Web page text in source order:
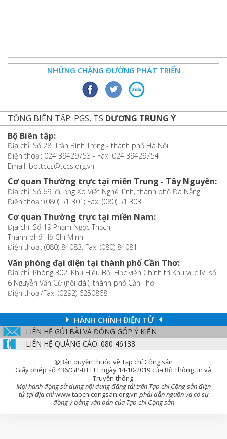
NHỮNG CHẶNG ĐƯỜNG PHÁT TRIỂN
TỔNG BIÊN TẬP: PGS, TS DƯƠNG TRUNG Ý
Bộ Biên tập:
Địa chỉ: Số 28, Trần Bình Trọng - thành phố Hà Nội
Điện thoại: 024 39429753 - Fax: 024 39429754
Email: bbttccs@tccs.org.vn
Cơ quan Thường trực tại miền Trung - Tây Nguyên:
Địa chỉ: Số 69, đường Xô Viết Nghệ Tĩnh, thành phố Đà Nẵng
Điện thoại: (080) 51 301; Fax: (080) 51 303
Cơ quan Thường trực tại miền Nam:
Địa chỉ: Số 19 Phạm Ngọc Thạch,
Thành phố Hồ Chí Minh
Điện thoại: (080) 84083; Fax: (080) 84081
Văn phòng đại diện tại thành phố Cần Thơ:
Địa chỉ: Phòng 302, Khu Hiệu Bộ, Học viện Chính trị Khu vực IV, số
6 Nguyễn Văn Cừ (nối dài), thành phố Cần Thơ
Điện thoại/Fax: (0292) 6250868
HÀNH CHÍNH ĐIỆN TỬ
LIÊN HỆ GỬI BÀI VÀ ĐÓNG GÓP Ý KIẾN
LIÊN HỆ QUẢNG CÁO: 080 46138
@Bản quyền thuộc về Tạp chí Cộng sản
Giấy phép số 436/GP-BTTTT ngày 14-10-2019 của Bộ Thông tin và
Truyền thông.
Mọi hành động sử dụng nội dung đăng tải trên Tạp chí Cộng sản điện
tử tại địa chỉwww.tapchicongsan.org.vn phải dẫn nguồn và có sự
đồng ý bằng văn bản của Tạp chí Cộng sản